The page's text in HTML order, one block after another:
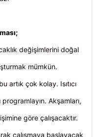
değişimlerini doğal
mümkün.
artık çok kolay. Isıtıcı
programlayın. Akşamları,
göre çalışacaktır.
çalışmaya başlayacak